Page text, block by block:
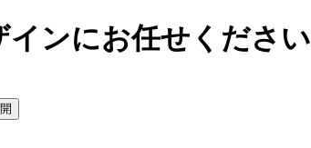
インにお任せください